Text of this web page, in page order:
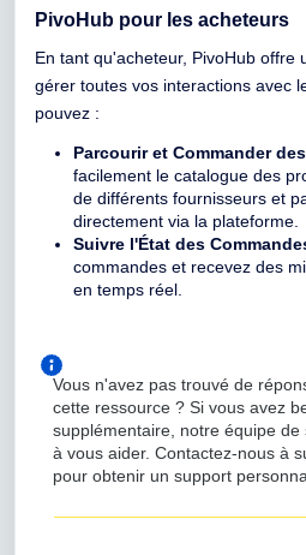
PivoHub pour les acheteurs
En tant qu'acheteur, PivoHub offre
gérer toutes vos interactions avec
pouvez :
Parcourir et Commander
facilement le catalogue des
de différents fournisseurs et
directement via la plateforme.
Suivre l'État des
commandes et recevez des
en temps réel.
Vous n'avez pas trouvé de
cette ressource ? Si vous avez
supplémentaire, notre équipe
à vous aider. Contactez-nous à
pour obtenir un support